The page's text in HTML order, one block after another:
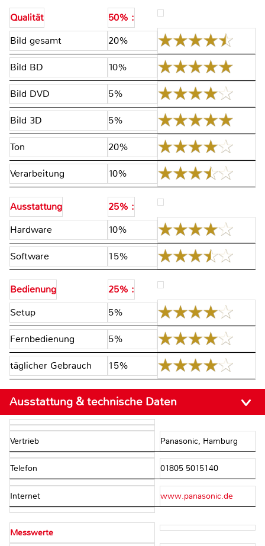
Qualität
50% :
Bild gesamt
20%
Bild BD 10%
Bild DVD 5%
Bild 3D 5%
Ton 20%
Verarbeitung 10%
Ausstattung
25% :
Hardware
10%
Software 15%
Bedienung
25% :
Setup
5%
Fernbedienung 5%
täglicher Gebrauch 15%
Ausstattung & technische Daten
Vertrieb Panasonic, Hamburg
Telefon 01805 5015140
Internet www.panasonic.de
Messwerte